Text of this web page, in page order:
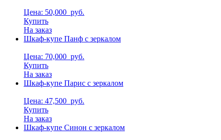
Цена: 50,000 руб.
Купить
На заказ
Шкаф-купе Панф с зеркалом
Цена: 70,000 руб.
Купить
На заказ
Шкаф-купе Парис с зеркалом
Цена: 47,500 руб.
Купить
На заказ
Шкаф-купе Синон с зеркалом